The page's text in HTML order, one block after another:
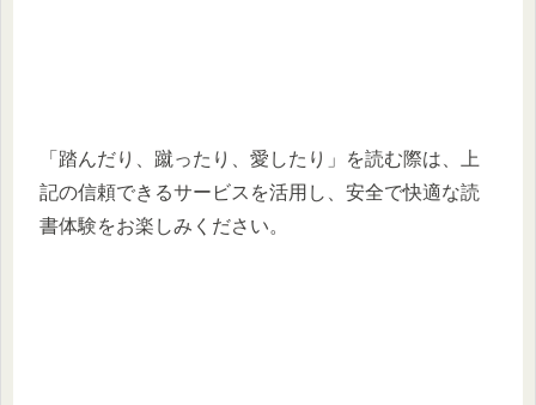
「踏んだり、蹴ったり、愛したり」を読む際は、上
記の信頼できるサービスを活用し、安全で快適な読
書体験をお楽しみください。